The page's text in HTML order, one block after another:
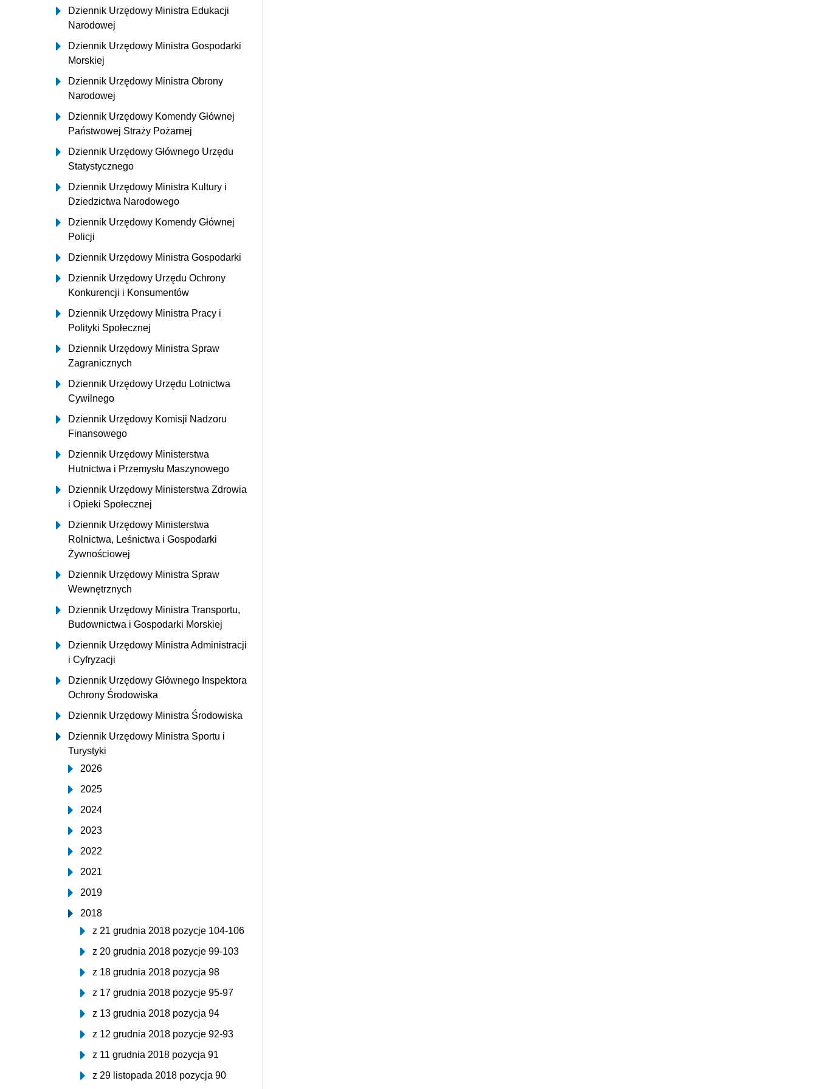
Dziennik Urzędowy Ministra Edukacji
Narodowej
Dziennik Urzędowy Ministra Gospodarki
Morskiej
Dziennik Urzędowy Ministra Obrony
Narodowej
Dziennik Urzędowy Komendy Głównej
Państwowej Straży Pożarnej
Dziennik Urzędowy Głównego Urzędu
Statystycznego
Dziennik Urzędowy Ministra Kultury i
Dziedzictwa Narodowego
Dziennik Urzędowy Komendy Głównej
Policji
Dziennik Urzędowy Ministra Gospodarki
Dziennik Urzędowy Urzędu Ochrony
Konkurencji i Konsumentów
Dziennik Urzędowy Ministra Pracy i
Polityki Społecznej
Dziennik Urzędowy Ministra Spraw
Zagranicznych
Dziennik Urzędowy Urzędu Lotnictwa
Cywilnego
Dziennik Urzędowy Komisji Nadzoru
Finansowego
Dziennik Urzędowy Ministerstwa
Hutnictwa i Przemysłu Maszynowego
Dziennik Urzędowy Ministerstwa Zdrowia
i Opieki Społecznej
Dziennik Urzędowy Ministerstwa
Rolnictwa, Leśnictwa i Gospodarki
Żywnościowej
Dziennik Urzędowy Ministra Spraw
Wewnętrznych
Dziennik Urzędowy Ministra Transportu,
Budownictwa i Gospodarki Morskiej
Dziennik Urzędowy Ministra Administracji
i Cyfryzacji
Dziennik Urzędowy Głównego Inspektora
Ochrony Środowiska
Dziennik Urzędowy Ministra Środowiska
Dziennik Urzędowy Ministra Sportu i
Turystyki
2026
2025
2024
2023
2022
2021
2019
2018
z 21 grudnia 2018 pozycje 104-106
z 20 grudnia 2018 pozycje 99-103
z 18 grudnia 2018 pozycja 98
z 17 grudnia 2018 pozycje 95-97
z 13 grudnia 2018 pozycja 94
z 12 grudnia 2018 pozycje 92-93
z 11 grudnia 2018 pozycja 91
z 29 listopada 2018 pozycja 90